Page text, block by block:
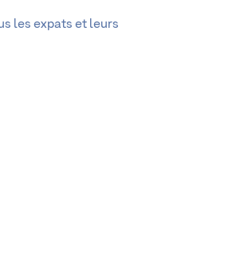
les expats et leurs